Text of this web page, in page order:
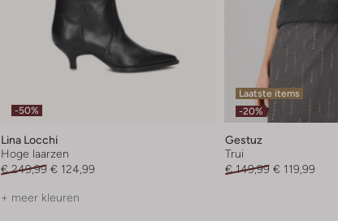
-50%
Lina Locchi
Hoge laarzen
€ 249,99 € 124,99
+ meer kleuren
Laatste items
-20%
Gestuz
Trui
€ 149,99 € 119,99